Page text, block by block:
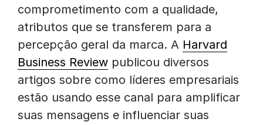
comprometimento com a qualidade,
atributos que se transferem para a
percepção geral da marca. A Harvard
Business Review publicou diversos
artigos sobre como líderes empresariais
estão usando esse canal para amplificar
suas mensagens e influenciar suas